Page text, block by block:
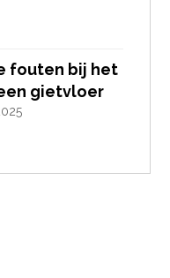
fouten bij het
gietvloer